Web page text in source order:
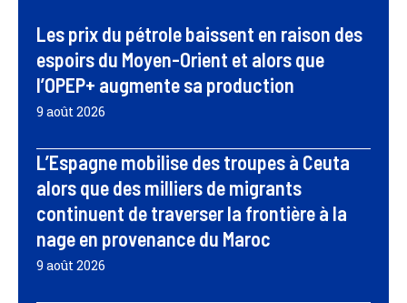
Les prix du pétrole baissent en raison des
espoirs du Moyen-Orient et alors que
l’OPEP+ augmente sa production
9 août 2026
L’Espagne mobilise des troupes à Ceuta
alors que des milliers de migrants
continuent de traverser la frontière à la
nage en provenance du Maroc
9 août 2026